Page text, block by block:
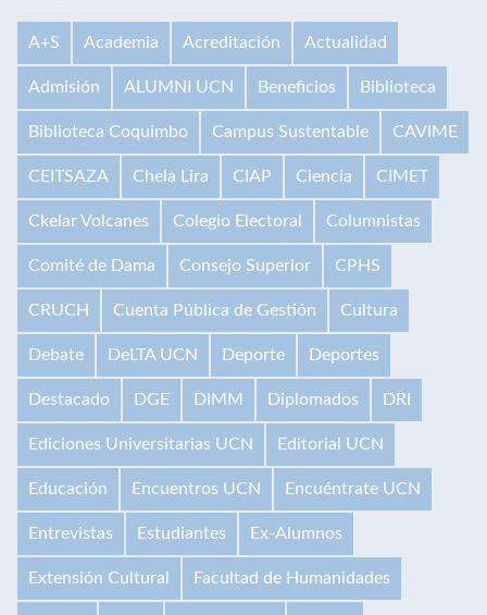
A+S Academia Acreditación Actualidad
Admisión ALUMNI UCN Beneficios Biblioteca
Biblioteca Coquimbo Campus Sustentable CAVIME
CEITSAZA Chela Lira CIAP Ciencia CIMET
Ckelar Volcanes Colegio Electoral Columnistas
Comité de Dama Consejo Superior CPHS
CRUCH Cuenta Pública de Gestión Cultura
Debate DeLTA UCN Deporte Deportes
Destacado DGE DIMM Diplomados DRI
Ediciones Universitarias UCN Editorial UCN
Educación Encuentros UCN Encuéntrate UCN
Entrevistas Estudiantes Ex-Alumnos
Extensión Cultural Facultad de Humanidades